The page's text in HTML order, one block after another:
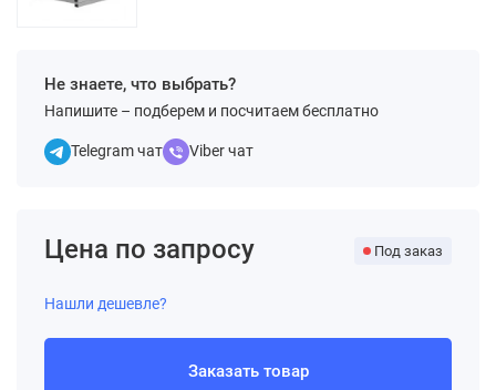
Не знаете, что выбрать?
Напишите – подберем и посчитаем бесплатно
Telegram чат Viber чат
Цена по запросу Под заказ
Нашли дешевле?
Заказать товар